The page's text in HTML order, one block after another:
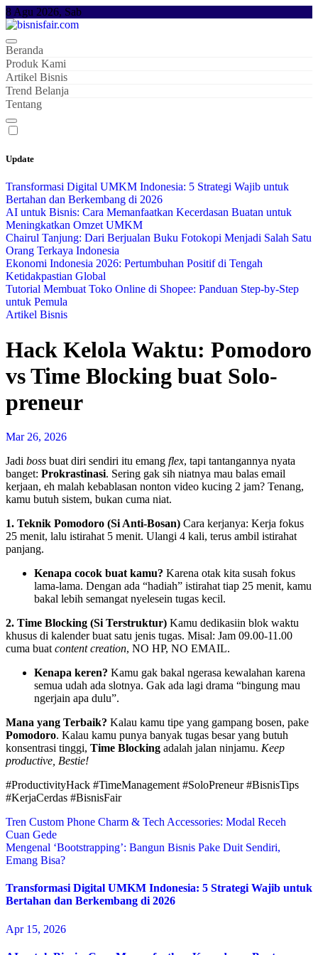
Skip
to
content
8 Agu 2026, Sab
Beranda
Produk Kami
Artikel Bisnis
Trend Belanja
Tentang
Update
Transformasi Digital UMKM Indonesia: 5 Strategi Wajib untuk
Bertahan dan Berkembang di 2026
AI untuk Bisnis: Cara Memanfaatkan Kecerdasan Buatan untuk
Meningkatkan Omzet UMKM
Chairul Tanjung: Dari Berjualan Buku Fotokopi Menjadi Salah Satu
Orang Terkaya Indonesia
Ekonomi Indonesia 2026: Pertumbuhan Positif di Tengah
Ketidakpastian Global
Tutorial Membuat Toko Online di Shopee: Panduan Step-by-Step
untuk Pemula
Artikel Bisnis
Hack Kelola Waktu: Pomodoro
vs Time Blocking buat Solo-
preneur
Mar 26, 2026
Jadi boss buat diri sendiri itu emang flex, tapi tantangannya nyata
banget: Prokrastinasi. Sering gak sih niatnya mau balas email
kerjaan, eh malah kebablasan nonton video kucing 2 jam? Tenang,
kamu butuh sistem, bukan cuma niat.
1. Teknik Pomodoro (Si Anti-Bosan) Cara kerjanya: Kerja fokus
25 menit, lalu istirahat 5 menit. Ulangi 4 kali, terus ambil istirahat
panjang.
Kenapa cocok buat kamu? Karena otak kita susah fokus
lama-lama. Dengan ada “hadiah” istirahat tiap 25 menit, kamu
bakal lebih semangat nyelesein tugas kecil.
2. Time Blocking (Si Terstruktur) Kamu dedikasiin blok waktu
khusus di kalender buat satu jenis tugas. Misal: Jam 09.00-11.00
cuma buat content creation, NO HP, NO EMAIL.
Kenapa keren? Kamu gak bakal ngerasa kewalahan karena
semua udah ada slotnya. Gak ada lagi drama “bingung mau
ngerjain apa dulu”.
Mana yang Terbaik? Kalau kamu tipe yang gampang bosen, pake
Pomodoro. Kalau kamu punya banyak tugas besar yang butuh
konsentrasi tinggi, Time Blocking adalah jalan ninjamu. Keep
productive, Bestie!
#ProductivityHack #TimeManagement #SoloPreneur #BisnisTips
#KerjaCerdas #BisnisFair
Navigasi
pos
Tren Custom Phone Charm & Tech Accessories: Modal Receh
Cuan Gede
Mengenal ‘Bootstrapping’: Bangun Bisnis Pake Duit Sendiri,
Emang Bisa?
Transformasi Digital UMKM Indonesia: 5 Strategi Wajib untuk
Bertahan dan Berkembang di 2026
Apr 15, 2026